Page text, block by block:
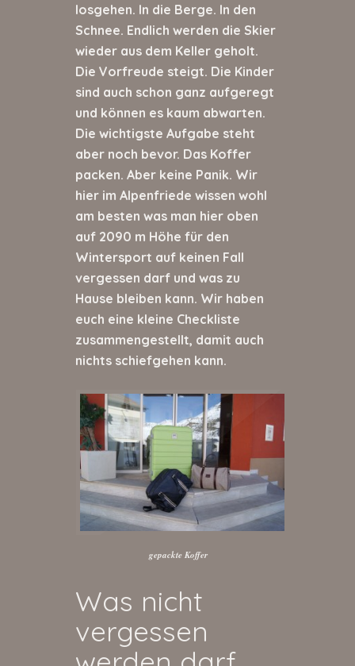
losgehen. In die Berge. In den
Schnee. Endlich werden die Skier
wieder aus dem Keller geholt.
Die Vorfreude steigt. Die Kinder
sind auch schon ganz aufgeregt
und können es kaum abwarten.
Die wichtigste Aufgabe steht
aber noch bevor. Das Koffer
packen. Aber keine Panik. Wir
hier im Alpenfriede wissen wohl
am besten was man hier oben
auf 2090 m Höhe für den
Wintersport auf keinen Fall
vergessen darf und was zu
Hause bleiben kann. Wir haben
euch eine kleine Checkliste
zusammengestellt, damit auch
nichts schiefgehen kann.
gepackte Koffer
Was nicht
vergessen